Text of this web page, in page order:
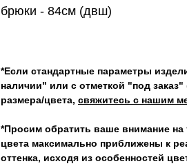
брюки - 84см (двш)
*Если стандартные параметры
наличии" или с отметкой "под
размера/цвета, свяжитесь с нашим
*Просим обратить ваше внимание
цвета максимально приближены к
оттенка, исходя из особенностей